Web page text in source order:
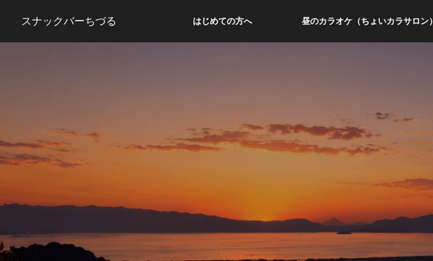
スナックバーちづる はじめての方へ 昼のカラオケ（ちょいカラサロン）